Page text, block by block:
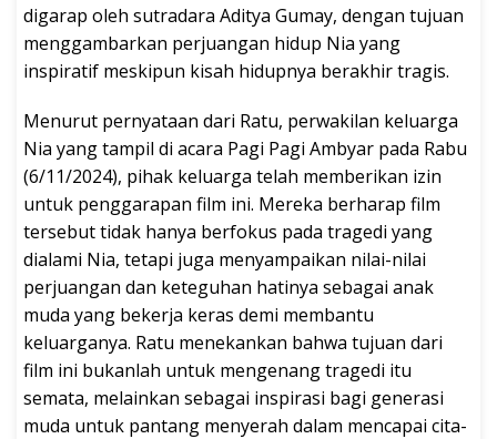
digarap oleh sutradara Aditya Gumay, dengan tujuan
menggambarkan perjuangan hidup Nia yang
inspiratif meskipun kisah hidupnya berakhir tragis.
Menurut pernyataan dari Ratu, perwakilan keluarga
Nia yang tampil di acara Pagi Pagi Ambyar pada Rabu
(6/11/2024), pihak keluarga telah memberikan izin
untuk penggarapan film ini. Mereka berharap film
tersebut tidak hanya berfokus pada tragedi yang
dialami Nia, tetapi juga menyampaikan nilai-nilai
perjuangan dan keteguhan hatinya sebagai anak
muda yang bekerja keras demi membantu
keluarganya. Ratu menekankan bahwa tujuan dari
film ini bukanlah untuk mengenang tragedi itu
semata, melainkan sebagai inspirasi bagi generasi
muda untuk pantang menyerah dalam mencapai cita-